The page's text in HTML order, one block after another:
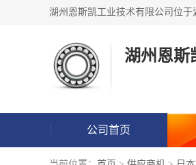
湖州恩斯
公司首页